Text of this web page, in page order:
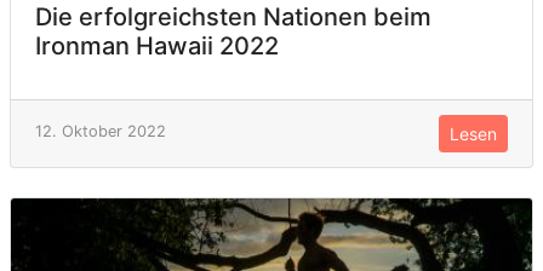
Die erfolgreichsten Nationen beim
Ironman Hawaii 2022
12. Oktober 2022 Lesen